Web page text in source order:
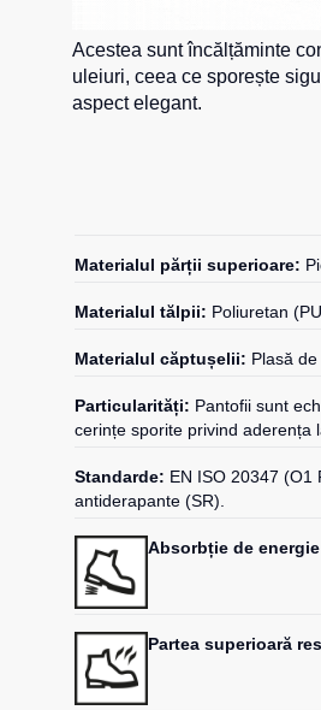
Acestea sunt încălțăminte
uleiuri, ceea ce sporește
aspect elegant.
Materialul părții superioare:
Materialul tălpii: Poliuretan
Materialul căptușelii: Plasă
Particularități: Pantofii sunt
cerințe sporite privind aderența
Standarde: EN ISO 20347
antiderapante (SR).
Absorbție de
Partea superioară